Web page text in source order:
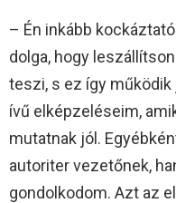
– Én inkább
dolga, hogy
teszi, s ez így működik
ívű elképzeléseim,
mutatnak jól.
autoriter vezetőnek,
gondolkodom. Azt az